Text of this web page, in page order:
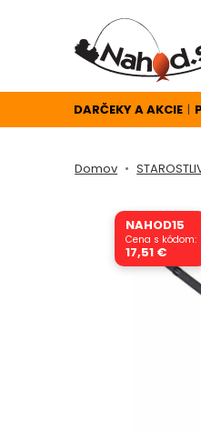
DARČEKY A AKCIE |
Domov
NAHOD15
Cena s kódom:
17,51 €
A